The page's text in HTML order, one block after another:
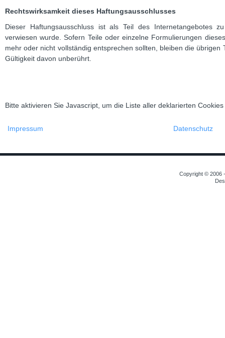
Rechtswirksamkeit dieses Haftungsausschlusses
Dieser Haftungsausschluss ist als Teil des Internetangebotes
verwiesen wurde. Sofern Teile oder einzelne Formulierungen
mehr oder nicht vollständig entsprechen sollten, bleiben die
Gültigkeit davon unberührt.
Bitte aktivieren Sie Javascript, um die Liste aller deklarierten
Impressum Datenschutz
Copyright © 2006